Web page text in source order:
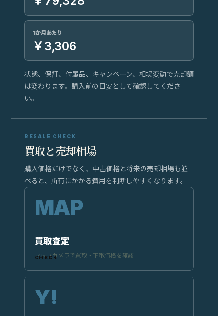
1か月あたり
￥3,306
状態、保証、付属品、キャンペーン、相場変動で売却額
は変わります。購入前の目安として確認してくださ
い。
RESALE CHECK
買取と売却相場
購入価格だけでなく、中古価格と将来の売却相場も並
べると、所有にかかる費用を判断しやすくなります。
買取査定
マップカメラで買取・下取価格を確認